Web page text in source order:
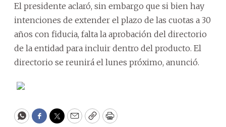
El presidente aclaró, sin embargo que si bien hay
intenciones de extender el plazo de las cuotas a 30
años con fiducia, falta la aprobación del directorio
de la entidad para incluir dentro del producto. El
directorio se reunirá el lunes próximo, anunció.
WhatsApp
Facebook
Twitter
EmailCopyPrint